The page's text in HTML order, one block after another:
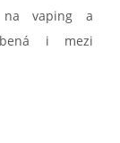
na vaping a
i mezi